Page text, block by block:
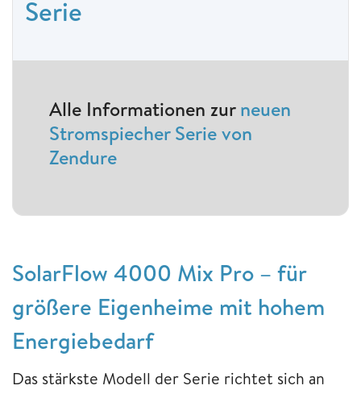
Serie
Alle Informationen zurneuen
Stromspiecher Serie von
Zendure
SolarFlow 4000 Mix Pro – für
größere Eigenheime mit hohem
Energiebedarf
Das stärkste Modell der Serie richtet sich an